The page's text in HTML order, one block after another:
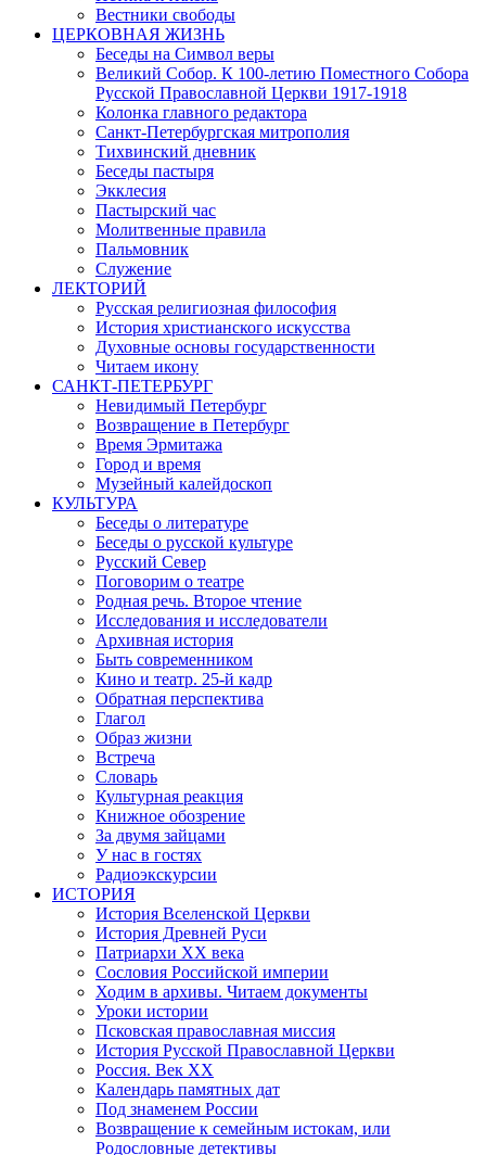
Вестники свободы
ЦЕРКОВНАЯ ЖИЗНЬ
Беседы на Символ веры
Великий Собор. К 100-летию Поместного Собора
Русской Православной Церкви 1917-1918
Колонка главного редактора
Санкт-Петербургская митрополия
Тихвинский дневник
Беседы пастыря
Экклесия
Пастырский час
Молитвенные правила
Пальмовник
Служение
ЛЕКТОРИЙ
Русская религиозная философия
История христианского искусства
Духовные основы государственности
Читаем икону
САНКТ-ПЕТЕРБУРГ
Невидимый Петербург
Возвращение в Петербург
Время Эрмитажа
Город и время
Музейный калейдоскоп
КУЛЬТУРА
Беседы о литературе
Беседы о русской культуре
Русский Север
Поговорим о театре
Родная речь. Второе чтение
Исследования и исследователи
Архивная история
Быть современником
Кино и театр. 25-й кадр
Обратная перспектива
Глагол
Образ жизни
Встреча
Словарь
Культурная реакция
Книжное обозрение
За двумя зайцами
У нас в гостях
Радиоэкскурсии
ИСТОРИЯ
История Вселенской Церкви
История Древней Руси
Патриархи XX века
Сословия Российской империи
Ходим в архивы. Читаем документы
Уроки истории
Псковская православная миссия
История Русской Православной Церкви
Россия. Век ХХ
Календарь памятных дат
Под знаменем России
Возвращение к семейным истокам, или
Родословные детективы